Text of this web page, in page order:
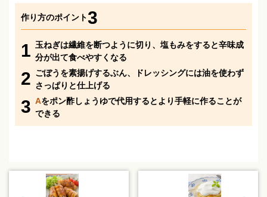
作り方のポイント3
1 玉ねぎは繊維を断つように切り、塩もみをすると辛味成
分が出て食べやすくなる
2 ごぼうを素揚げするぶん、ドレッシングには油を使わず
さっぱりと仕上げる
3 Aをポン酢しょうゆで代用するとより手軽に作ることが
できる